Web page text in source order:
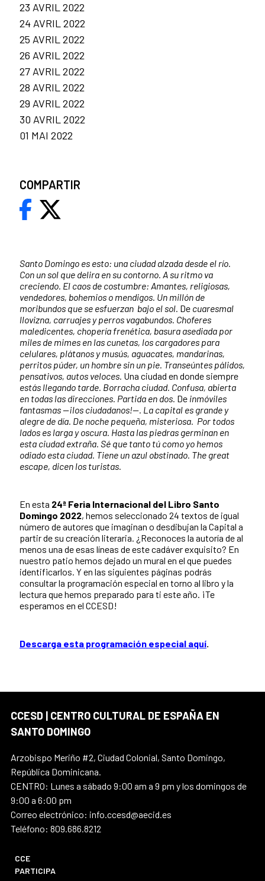
Santo Domingo es esto: una ciudad alzada desde el río.
Con un sol que delira en su contorno. A su ritmo va
creciendo. El caos de costumbre: Amantes, religiosas,
vendedores, bohemios o mendigos. Un millón de
moribundos que se esfuerzan bajo el sol. De cuaresmal
llovizna, carruajes y perros vagabundos. Choferes
maledicentes, chopería frenética, basura asediada por
miles de mimes en las cunetas, los cargadores para
celulares, plátanos y musús, aguacates, mandarinas,
perritos púder, un hombre sin un pie. Transeúntes pálidos,
pensativos, autos veloces. Una ciudad en donde siempre
estás llegando tarde. Borracha ciudad. Confusa, abierta
en todas las direcciones. Partida en dos. De inmóviles
fantasmas —¡los ciudadanos!—. La capital es grande y
alegre de día. De noche pequeña, misteriosa. Por todos
lados es larga y oscura. Hasta las piedras germinan en
esta ciudad extraña. Sé que tanto tú como yo hemos
odiado esta ciudad. Tiene un azul obstinado. The great
escape, dicen los turistas.
En esta 24ª Feria Internacional del Libro Santo
Domingo 2022, hemos seleccionado 24 textos de igual
número de autores que imaginan o desdibujan la Capital a
partir de su creación literaria. ¿Reconoces la autoría de al
menos una de esas líneas de este cadáver exquisito? En
nuestro patio hemos dejado un mural en el que puedes
identificarlos. Y en las siguientes páginas podrás
consultar la programación especial en torno al libro y la
lectura que hemos preparado para ti este año. ¡Te
esperamos en el CCESD!
Descarga esta programación especial aquí.
23 AVRIL 2022
24 AVRIL 2022
25 AVRIL 2022
26 AVRIL 2022
27 AVRIL 2022
28 AVRIL 2022
29 AVRIL 2022
30 AVRIL 2022
01 MAI 2022
COMPARTIR
CCESD | CENTRO CULTURAL DE ESPAÑA EN
SANTO DOMINGO
Arzobispo Meriño #2, Ciudad Colonial, Santo Domingo,
República Dominicana.
CENTRO: Lunes a sábado 9:00 am a 9 pm y los domingos de
9:00 a 6:00 pm
Correo electrónico: info.ccesd@aecid.es
Teléfono: 809.686.8212
CCE
PARTICIPA